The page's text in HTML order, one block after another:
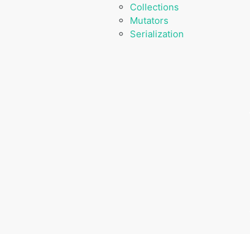
Collections
Mutators
Serialization